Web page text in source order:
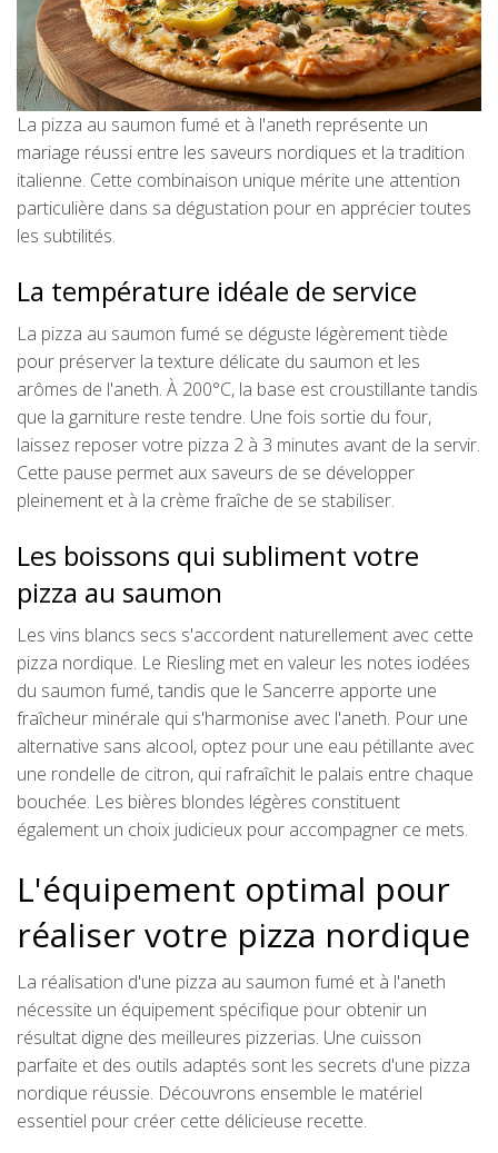
La pizza au saumon fumé et à l'aneth représente un
mariage réussi entre les saveurs nordiques et la tradition
italienne. Cette combinaison unique mérite une attention
particulière dans sa dégustation pour en apprécier toutes
les subtilités.
La température idéale de service
La pizza au saumon fumé se déguste légèrement tiède
pour préserver la texture délicate du saumon et les
arômes de l'aneth. À 200°C, la base est croustillante tandis
que la garniture reste tendre. Une fois sortie du four,
laissez reposer votre pizza 2 à 3 minutes avant de la servir.
Cette pause permet aux saveurs de se développer
pleinement et à la crème fraîche de se stabiliser.
Les boissons qui subliment votre
pizza au saumon
Les vins blancs secs s'accordent naturellement avec cette
pizza nordique. Le Riesling met en valeur les notes iodées
du saumon fumé, tandis que le Sancerre apporte une
fraîcheur minérale qui s'harmonise avec l'aneth. Pour une
alternative sans alcool, optez pour une eau pétillante avec
une rondelle de citron, qui rafraîchit le palais entre chaque
bouchée. Les bières blondes légères constituent
également un choix judicieux pour accompagner ce mets.
L'équipement optimal pour
réaliser votre pizza nordique
La réalisation d'une pizza au saumon fumé et à l'aneth
nécessite un équipement spécifique pour obtenir un
résultat digne des meilleures pizzerias. Une cuisson
parfaite et des outils adaptés sont les secrets d'une pizza
nordique réussie. Découvrons ensemble le matériel
essentiel pour créer cette délicieuse recette.